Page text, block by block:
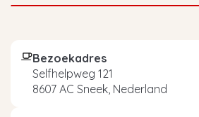
Bezoekadres
Selfhelpweg 121
8607 AC Sneek, Nederland